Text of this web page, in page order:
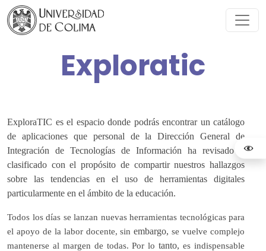
Exploratic
ExploraTIC es el espacio donde podrás encontrar un catálogo
de aplicaciones que personal de la Dirección General de
Integración de Tecnologías de Información ha revisado y
clasificado con el propósito de compartir nuestros hallazgos
sobre las tendencias en el uso de herramientas digitales
particularmente en el ámbito de la educación.
Todos los días se lanzan nuevas herramientas tecnológicas para
el apoyo de la labor docente, sinembargo, se vuelve complejo
mantenerse al margen de todas. Por lotanto, es indispensable